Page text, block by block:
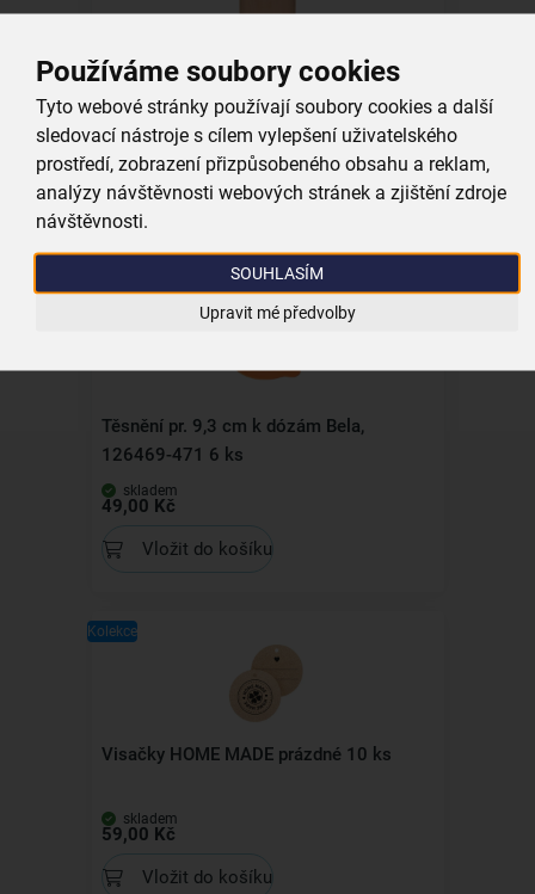
Používáme soubory cookies
Tyto webové stránky používají soubory cookies a další
sledovací nástroje s cílem vylepšení uživatelského
prostředí, zobrazení přizpůsobeného obsahu a reklam,
analýzy návštěvnosti webových stránek a zjištění zdroje
návštěvnosti.
SOUHLASÍM
Upravit mé předvolby
Krájecí prkénko 30x19 cm
skladem
189,00 Kč
Vložit do košíku
Těsnění pr. 9,3 cm k dózám Bela,
126469-471 6 ks
skladem
49,00 Kč
Vložit do košíku
Kolekce
Visačky HOME MADE prázdné 10 ks
skladem
59,00 Kč
Vložit do košíku